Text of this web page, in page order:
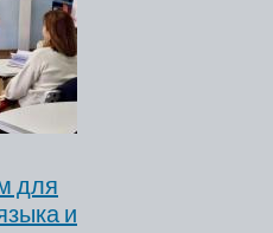
отдел
Кафедра педагогики и
психологии
Кафедра осетинского
Кафедра технологии
обучения и методики
для
и